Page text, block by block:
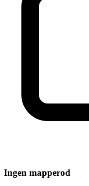
Ingen mapperod